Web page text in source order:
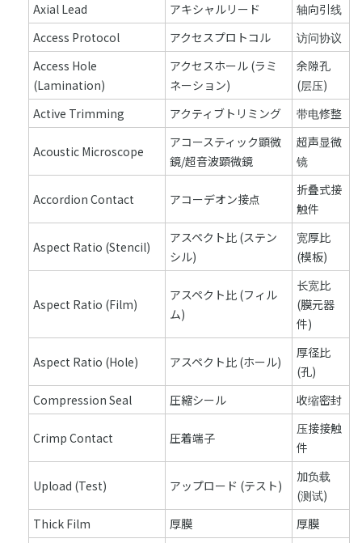
Axial Lead
アキシャルリード
轴向引线
Access Protocol
アクセスプロトコル
访问协议
Access Hole
(Lamination)
アクセスホール (ラミ
ネーション)
余隙孔
(层压)
Active Trimming
アクティブトリミング 带电修整
Acoustic Microscope
アコースティック顕微
鏡/超音波顕微鏡
超声显微
镜
Accordion Contact アコーデオン接点
折叠式接
触件
Aspect Ratio (Stencil)
アスペクト比 (ステン
シル)
宽厚比
(模板)
Aspect Ratio (Film)
アスペクト比 (フィル
ム)
长宽比
(膜元器
件)
Aspect Ratio (Hole) アスペクト比 (ホール)
厚径比
(孔)
Compression Seal
圧縮シール 收缩密封
Crimp Contact 圧着端子
压接接触
件
Upload (Test) アップロード (テスト)
加负载
(测试)
Thick Film
厚膜
厚膜